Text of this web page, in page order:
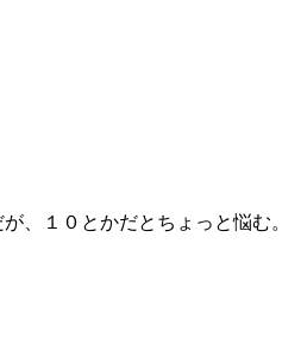
、１０とかだとちょっと悩む。